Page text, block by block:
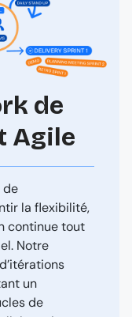
de
Agile
de
la flexibilité,
continue tout
Notre
un
de